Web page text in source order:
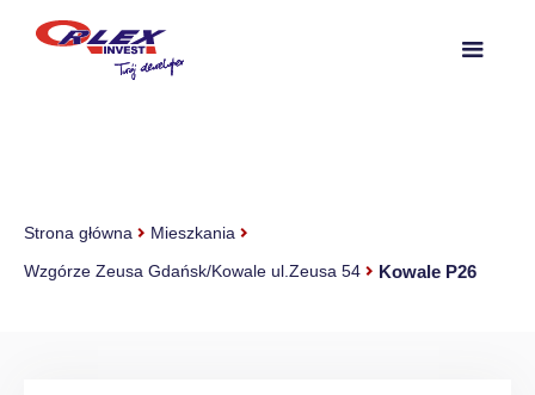
Strona główna
Mieszkania
Wzgórze Zeusa Gdańsk/Kowale ul.Zeusa 54
Kowale P26